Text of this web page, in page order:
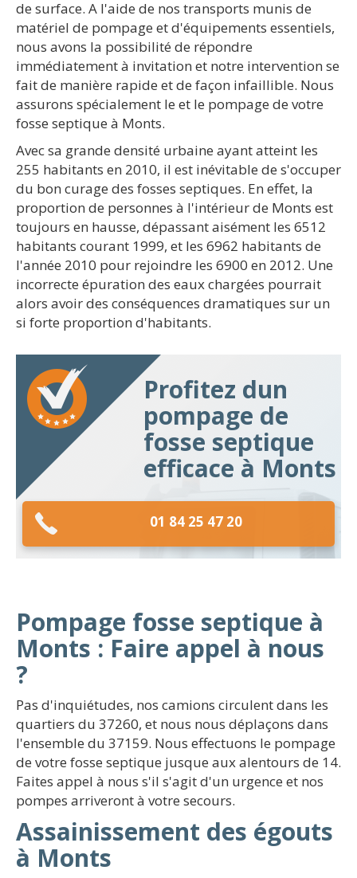
de surface. A l'aide de nos transports munis de
matériel de pompage et d'équipements essentiels,
nous avons la possibilité de répondre
immédiatement à invitation et notre intervention se
fait de manière rapide et de façon infaillible. Nous
assurons spécialement le et le pompage de votre
fosse septique à Monts.
Avec sa grande densité urbaine ayant atteint les
255 habitants en 2010, il est inévitable de s'occuper
du bon curage des fosses septiques. En effet, la
proportion de personnes à l'intérieur de Monts est
toujours en hausse, dépassant aisément les 6512
habitants courant 1999, et les 6962 habitants de
l'année 2010 pour rejoindre les 6900 en 2012. Une
incorrecte épuration des eaux chargées pourrait
alors avoir des conséquences dramatiques sur un
si forte proportion d'habitants.
Profitez dun
pompage de
fosse septique
efficace à Monts
01 84 25 47 20
Pompage fosse septique à
Monts : Faire appel à nous
?
Pas d'inquiétudes, nos camions circulent dans les
quartiers du 37260, et nous nous déplaçons dans
l'ensemble du 37159. Nous effectuons le pompage
de votre fosse septique jusque aux alentours de 14.
Faites appel à nous s'il s'agit d'un urgence et nos
pompes arriveront à votre secours.
Assainissement des égouts
à Monts